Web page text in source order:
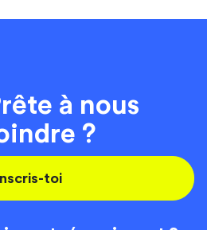
à nous
?
Inscris-toi